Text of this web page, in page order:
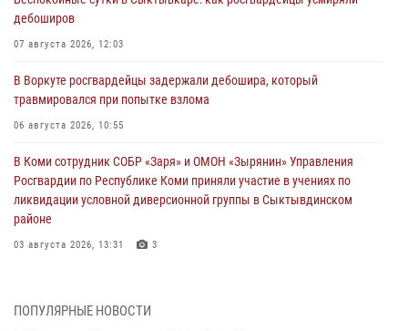
дебоширов
07 августа 2026, 12:03
В Воркуте росгвардейцы задержали дебошира, который
травмировался при попытке взлома
06 августа 2026, 10:55
В Коми сотрудник СОБР «Заря» и ОМОН «Зырянин» Управления
Росгвардии по Республике Коми приняли участие в учениях по
ликвидации условной диверсионной группы в Сыктывдинском
районе
03 августа 2026, 13:31 3
по спортивному самбо
ПОПУЛЯРНЫЕ НОВОСТИ